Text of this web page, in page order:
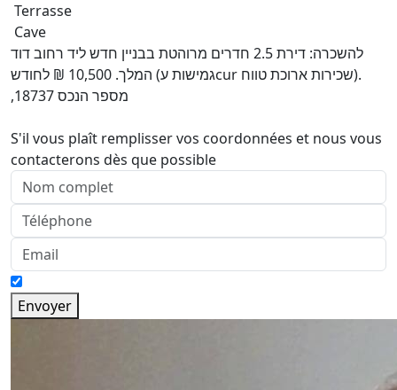
Terrasse
Cave
להשכרה: דירת 2.5 חדרים מרוהטת בבניין חדש ליד רחוב דוד
המלך. 10,500 ₪ לחודש (גמישות עcur שכירות ארוכת טווח).
,מספר הנכס 18737
S'il vous plaît remplisser vos coordonnées et nous vous
contacterons dès que possible
Envoyer